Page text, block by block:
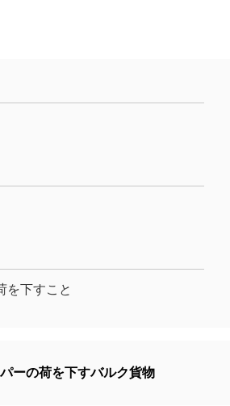
を下すこと
ーの荷を下すバルク貨物